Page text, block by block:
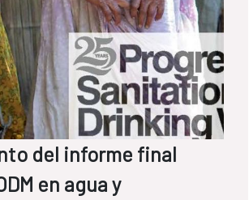
de Desarrollo (BID).
del informe final
en agua y